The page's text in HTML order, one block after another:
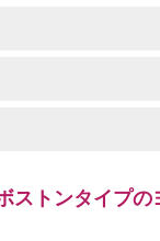
ストンタイプの